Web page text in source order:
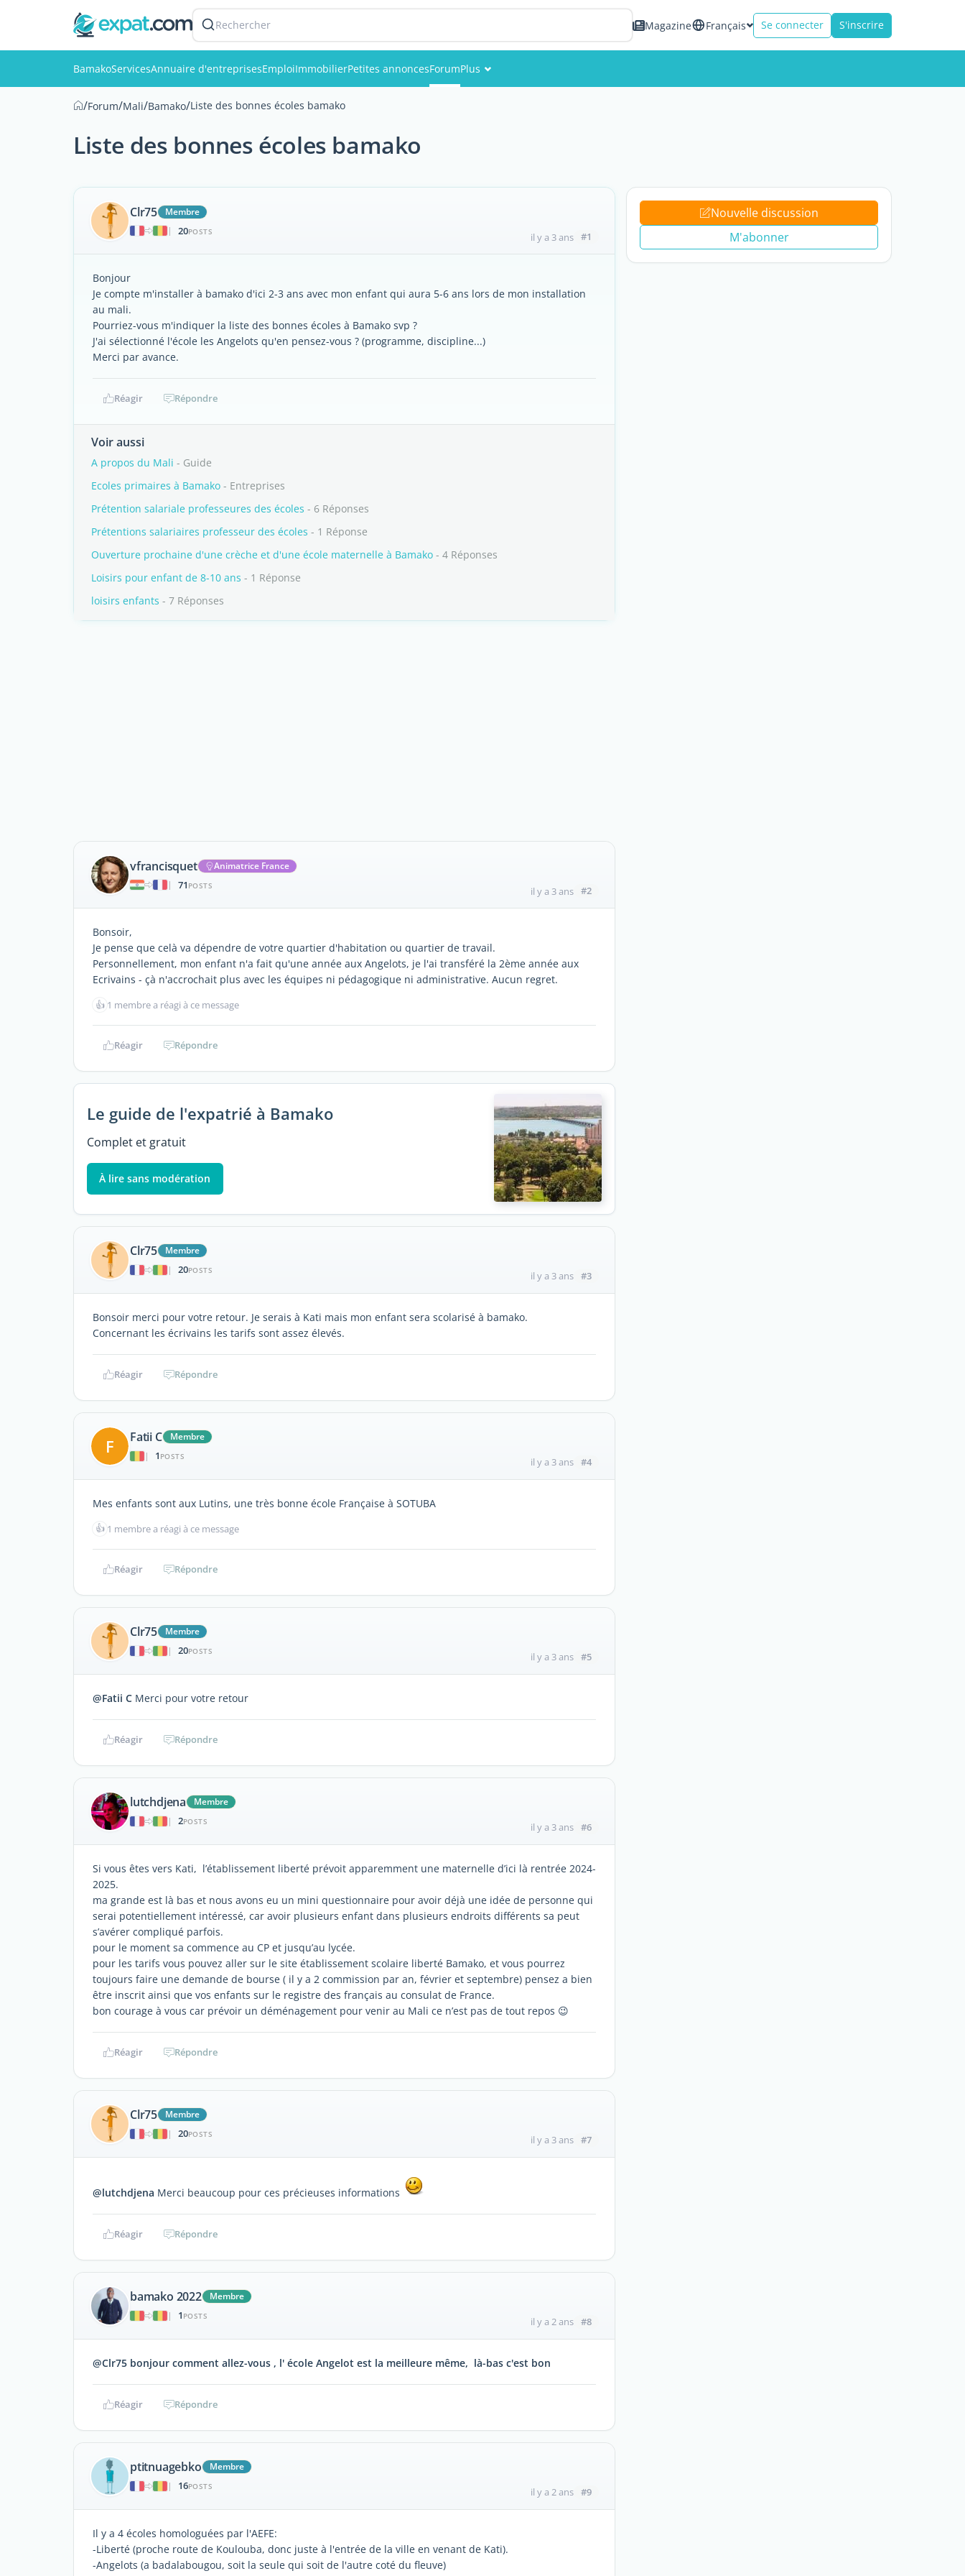
Rechercher Magazine Français Se connecter S'inscrire
BamakoServicesAnnuaire d'entreprisesEmploiImmobilierPetites annoncesForumPlus
/Forum/Mali/Bamako/Liste des bonnes écoles bamako
Liste des bonnes écoles bamako
Clr75
Membre
|
20POSTS il y a 3 ans #1
Bonjour
Je compte m'installer à bamako d'ici 2-3 ans avec mon enfant qui aura 5-6 ans lors de mon installation
au mali.
Pourriez-vous m'indiquer la liste des bonnes écoles à Bamako svp ?
J'ai sélectionné l'école les Angelots qu'en pensez-vous ? (programme, discipline...)
Merci par avance.
Réagir Répondre
Voir aussi
A propos du Mali - Guide
Ecoles primaires à Bamako - Entreprises
Prétention salariale professeures des écoles - 6 Réponses
Prétentions salariaires professeur des écoles - 1 Réponse
Ouverture prochaine d'une crèche et d'une école maternelle à Bamako - 4 Réponses
Loisirs pour enfant de 8-10 ans - 1 Réponse
loisirs enfants - 7 Réponses
vfrancisquet
Animatrice France
|
71 POSTS il y a 3 ans #2
Bonsoir,
Je pense que celà va dépendre de votre quartier d'habitation ou quartier de travail.
Personnellement, mon enfant n'a fait qu'une année aux Angelots, je l'ai transféré la 2ème année aux
Ecrivains - çà n'accrochait plus avec les équipes ni pédagogique ni administrative. Aucun regret.
👍 1 membre a réagi à ce message
Réagir Répondre
Le guide de l'expatrié à Bamako
Complet et gratuit
À lire sans modération
Clr75
Membre
|
20POSTS il y a 3 ans #3
Bonsoir merci pour votre retour. Je serais à Kati mais mon enfant sera scolarisé à bamako.
Concernant les écrivains les tarifs sont assez élevés.
Réagir Répondre
F Fatii C
Membre
|
1 POSTS il y a 3 ans #4
Mes enfants sont aux Lutins, une très bonne école Française à SOTUBA
👍 1 membre a réagi à ce message
Réagir Répondre
Clr75
Membre
|
20POSTS il y a 3 ans #5
@Fatii C Merci pour votre retour
Réagir Répondre
lutchdjena
Membre
|
2POSTS il y a 3 ans #6
Si vous êtes vers Kati, l’établissement liberté prévoit apparemment une maternelle d’ici là rentrée 2024-
2025.
ma grande est là bas et nous avons eu un mini questionnaire pour avoir déjà une idée de personne qui
serai potentiellement intéressé, car avoir plusieurs enfant dans plusieurs endroits différents sa peut
s’avérer compliqué parfois.
pour le moment sa commence au CP et jusqu’au lycée.
pour les tarifs vous pouvez aller sur le site établissement scolaire liberté Bamako, et vous pourrez
toujours faire une demande de bourse ( il y a 2 commission par an, février et septembre) pensez a bien
être inscrit ainsi que vos enfants sur le registre des français au consulat de France.
bon courage à vous car prévoir un déménagement pour venir au Mali ce n’est pas de tout repos 😉
Réagir Répondre
Clr75
Membre
|
20POSTS il y a 3 ans #7
@lutchdjena Merci beaucoup pour ces précieuses informations
Réagir Répondre
bamako 2022
Membre
|
1 POSTS il y a 2 ans #8
@Clr75 bonjour comment allez-vous , l' école Angelot est la meilleure même, là-bas c'est bon
Réagir Répondre
ptitnuagebko
Membre
|
16POSTS il y a 2 ans #9
Il y a 4 écoles homologuées par l'AEFE:
-Liberté (proche route de Koulouba, donc juste à l'entrée de la ville en venant de Kati).
-Angelots (a badalabougou, soit la seule qui soit de l'autre coté du fleuve)
Nouvelle discussion
M'abonner